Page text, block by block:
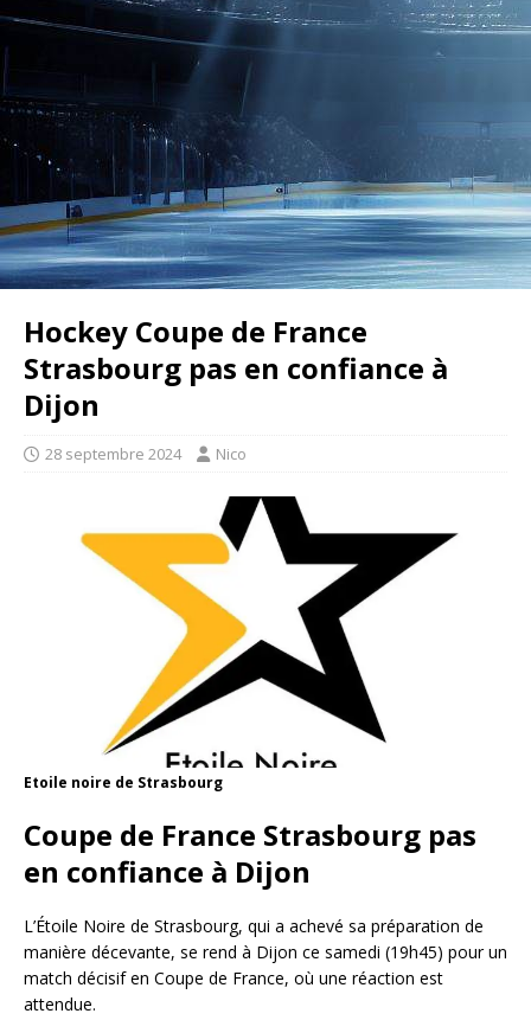
Hockey Coupe de France
Strasbourg pas en confiance à
Dijon
28 septembre 2024 Nico
Etoile noire de Strasbourg
Coupe de France Strasbourg pas
en confiance à Dijon
L’Étoile Noire de Strasbourg, qui a achevé sa préparation de
manière décevante, se rend à Dijon ce samedi (19h45) pour un
match décisif en Coupe de France, où une réaction est
attendue.